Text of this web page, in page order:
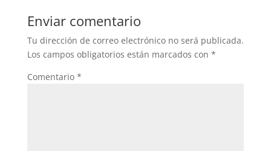
Enviar comentario
Tu dirección de correo electrónico no será publicada.
Los campos obligatorios están marcados con *
Comentario *